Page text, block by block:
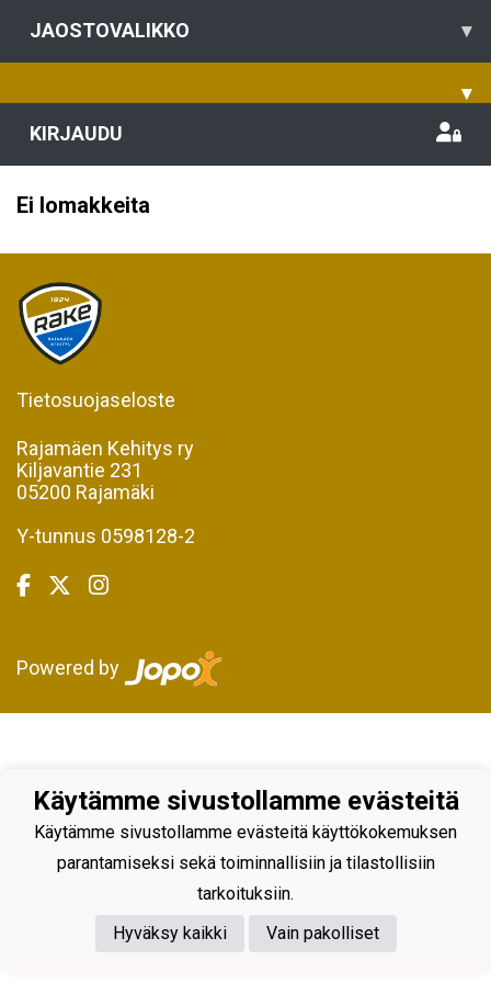
JAOSTOVALIKKO ▾
▾
KIRJAUDU
Ei lomakkeita
Tietosuojaseloste
Rajamäen Kehitys ry
Kiljavantie 231
05200 Rajamäki
Y-tunnus 0598128-2
Powered by
Käytämme sivustollamme evästeitä
Käytämme sivustollamme evästeitä käyttökokemuksen
parantamiseksi sekä toiminnallisiin ja tilastollisiin
tarkoituksiin.
Hyväksy kaikki
Vain pakolliset